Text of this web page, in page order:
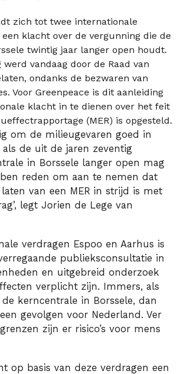
zich tot twee internationale
klacht over de vergunning die de
twintig jaar langer open houdt.
werd vandaag door de Raad van
ondanks de bezwaren van
Voor Greenpeace is dit aanleiding
klacht in te dienen over het feit
(MER) is opgesteld.
om de milieugevaren goed in
de uit de jaren zeventig
in Borssele langer open mag
reden om aan te nemen dat
van een MER in strijd is met
legt Jorien de Lege van
verdragen Espoo en Aarhus is
publieksconsultatie in
en uitgebreid onderzoek
verplicht zijn. Immers, als
kerncentrale in Borssele, dan
gevolgen voor Nederland. Ver
zijn er risico’s voor mens
op basis van deze verdragen een